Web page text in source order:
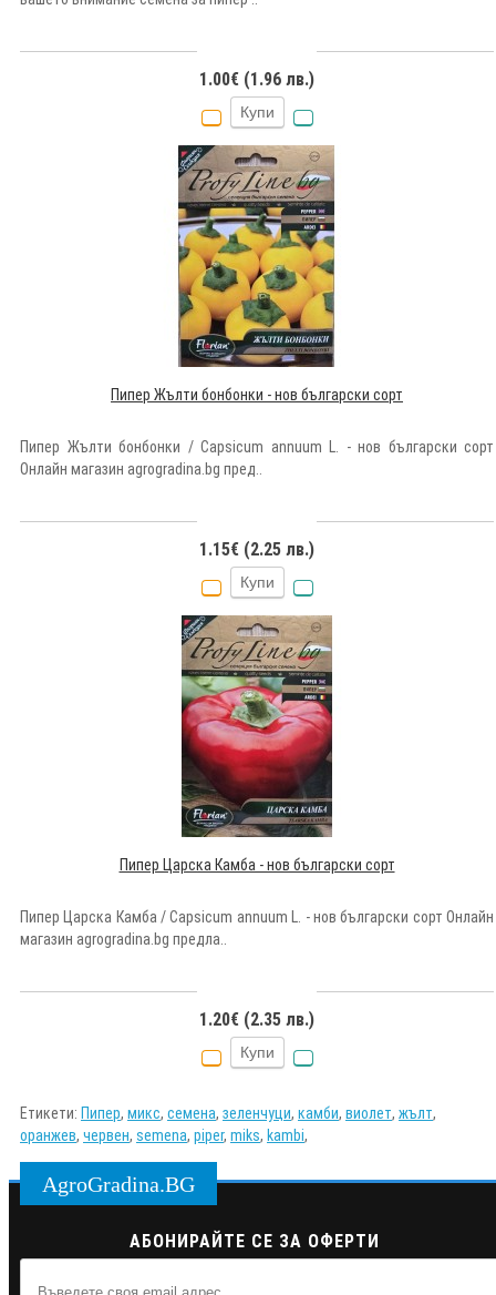
1.00€ (1.96 лв.)
Купи
Пипер Жълти бонбонки - нов български сорт
Пипер Жълти бонбонки / Capsicum annuum L. - нов български сорт
Онлайн магазин agrogradina.bg пред..
1.15€ (2.25 лв.)
Купи
Пипер Царска Камба - нов български сорт
Пипер Царска Камба / Capsicum annuum L. - нов български сорт Онлайн
магазин agrogradina.bg предла..
1.20€ (2.35 лв.)
Купи
Етикети: Пипер, микс, семена, зеленчуци, камби, виолет, жълт,
оранжев, червен, semena, piper, miks, kambi,
AgroGradina.BG
АБОНИРАЙТЕ СЕ ЗА ОФЕРТИ